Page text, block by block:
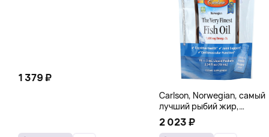
1 379 ₽
Carlson, Norwegian, самый
лучший рыбий жир,
натуральный лимон, 15
пакетиков (5 мл) каждый
2 023 ₽